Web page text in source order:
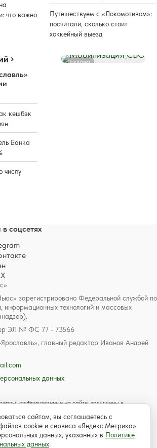
что важно
Путешествуем с «Локомотивом»:
посчитали, сколько стоит
хоккейный выезд
кешбэк
Банка
числу
Реклама
зарегистрировано Федеральной службой по
информационных технологий и массовых
ЭЛ № ФС 77 - 73566
главный редактор Иванов Андрей
данных
опубликованные на сайте, защищены в
и международным законодательством об авторском
использование текстовых, фото, аудио и
с согласия правообладателя с обязательной
www.yarnews.net; Для детей старше 16 лет.
соцсетях
сайтом, вы соглашаетесь с
cookie и сервиса «Яндекс.Метрика»
данных, указанных в Политике
данных.